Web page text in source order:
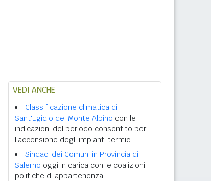
VEDI ANCHE
Classificazione climatica di
Sant'Egidio del Monte Albino con le
indicazioni del periodo consentito per
l'accensione degli impianti termici.
Sindaci dei Comuni in Provincia di
Salerno oggi in carica con le coalizioni
politiche di appartenenza.